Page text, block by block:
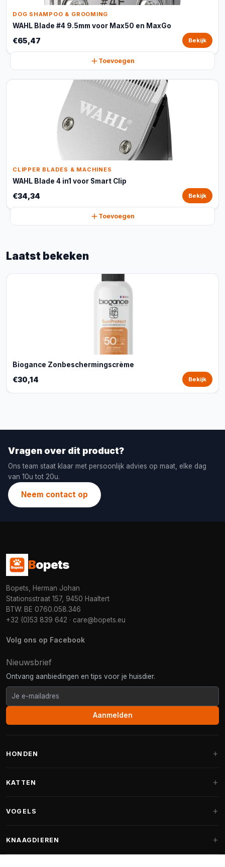
DOG SHAMPOO & GROOMING
WAHL Blade #4 9.5mm voor Max50 en MaxGo
€65,47 Bekijk
Toevoegen
CLIPPER BLADES & MACHINES
WAHL Blade 4 in1 voor Smart Clip
€34,34 Bekijk
Toevoegen
Laatst bekeken
Biogance Zonbeschermingscrème
€30,14 Bekijk
Vragen over dit product?
Ons team staat klaar met persoonlijk advies op maat, elke dag
van 10u tot 20u.
Neem contact op
Bopets
Bopets, Herman Johan
Stationsstraat 157, 9450 Haaltert
BTW: BE 0760.058.346
+32 (0)53 839 642 · care@bopets.eu
Volg ons op Facebook
Nieuwsbrief
Ontvang aanbiedingen en tips voor je huisdier.
Aanmelden
HONDEN
Fantail hondenmanden
KATTEN
Krabpalen voor Maine Coon
VOGELS
Vogelvoer binnenvogels
KNAAGDIEREN